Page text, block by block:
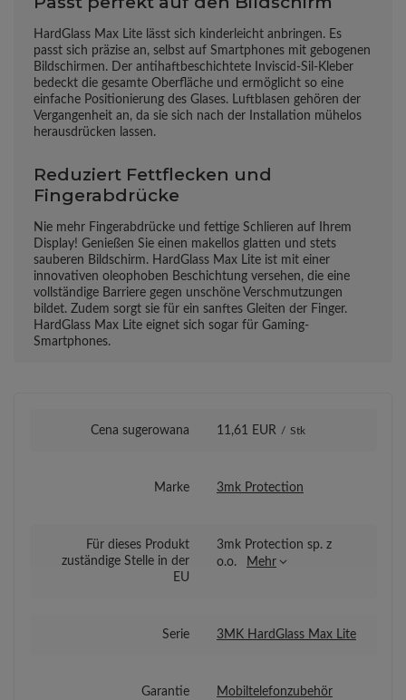
HardGlass Max Lite lässt sich kinderleicht anbringen. Es
passt sich präzise an, selbst auf Smartphones mit gebogenen
Bildschirmen. Der antihaftbeschichtete Inviscid-Sil-Kleber
bedeckt die gesamte Oberfläche und ermöglicht so eine
einfache Positionierung des Glases. Luftblasen gehören der
Vergangenheit an, da sie sich nach der Installation mühelos
herausdrücken lassen.
Reduziert Fettflecken und
Fingerabdrücke
Nie mehr Fingerabdrücke und fettige Schlieren auf Ihrem
Display! Genießen Sie einen makellos glatten und stets
sauberen Bildschirm. HardGlass Max Lite ist mit einer
innovativen oleophoben Beschichtung versehen, die eine
vollständige Barriere gegen unschöne Verschmutzungen
bildet. Zudem sorgt sie für ein sanftes Gleiten der Finger.
HardGlass Max Lite eignet sich sogar für Gaming-
Smartphones.
Cena sugerowana 11,61 EUR / Stk
Marke 3mk Protection
Für dieses Produkt
zuständige Stelle in der
EU
3mk Protection sp. z
o.o.
Mehr
Serie 3MK HardGlass Max Lite
Garantie Mobiltelefonzubehör